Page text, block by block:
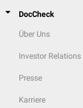
DocCheck
Über Uns
Investor Relations
Presse
Karriere